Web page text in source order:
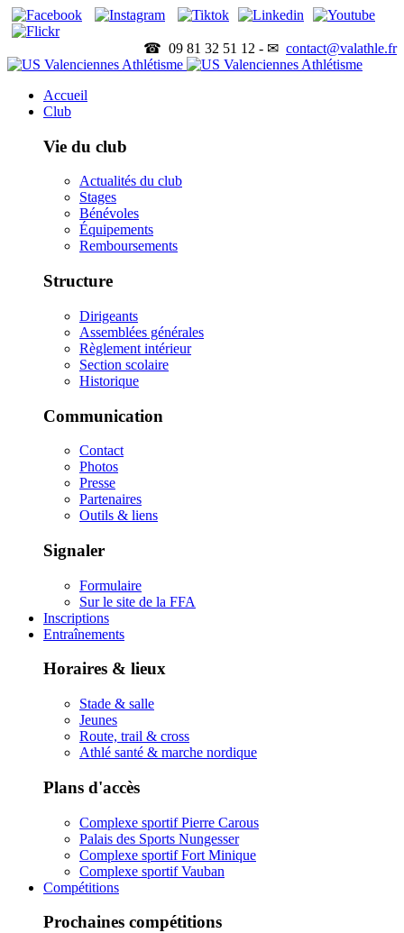
☎ 09 81 32 51 12 - ✉ contact@valathle.fr
Accueil
Club
Vie du club
Actualités du club
Stages
Bénévoles
Équipements
Remboursements
Structure
Dirigeants
Assemblées générales
Règlement intérieur
Section scolaire
Historique
Communication
Contact
Photos
Presse
Partenaires
Outils & liens
Signaler
Formulaire
Sur le site de la FFA
Inscriptions
Entraînements
Horaires & lieux
Stade & salle
Jeunes
Route, trail & cross
Athlé santé & marche nordique
Plans d'accès
Complexe sportif Pierre Carous
Palais des Sports Nungesser
Complexe sportif Fort Minique
Complexe sportif Vauban
Compétitions
Prochaines compétitions